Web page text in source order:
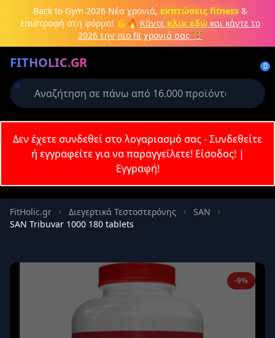
Μετάβαση στο κύριο περιεχόμενο
Back to Gym 2026Νέα χρονιά, εκπτώσεις fitness&
επιστροφή στη φόρμα! 💪🔥 Κάντε κλικ εδώκαι κάντε το
2026 την πιο fit χρονιά σας 🏋️
FITHOLIC.GR 0
Πρωτεΐνες Pre-Workout Aμινοξέα Καύση λίπους
Δεν έχετε συνδεθεί στο λογαριασμό σας - Συνδεθείτε
ή εγγραφείτε για να παραγγείλετε! Είσοδος!|
Εγγραφή!
FitHolic.gr Διεγερτικά Τεστοστερόνης
SAN
SAN Tribuvar 1000 180 tablets
-9%
Δημιουργήστε λογαριασμό ή
Απαιτείται για την ολοκλήρωση της
παραγγελίας σας
Σύνδεση Εγγραφή
Κωδικός
Απομνημόνευση Ξεχάσατε τον κωδικό σας;